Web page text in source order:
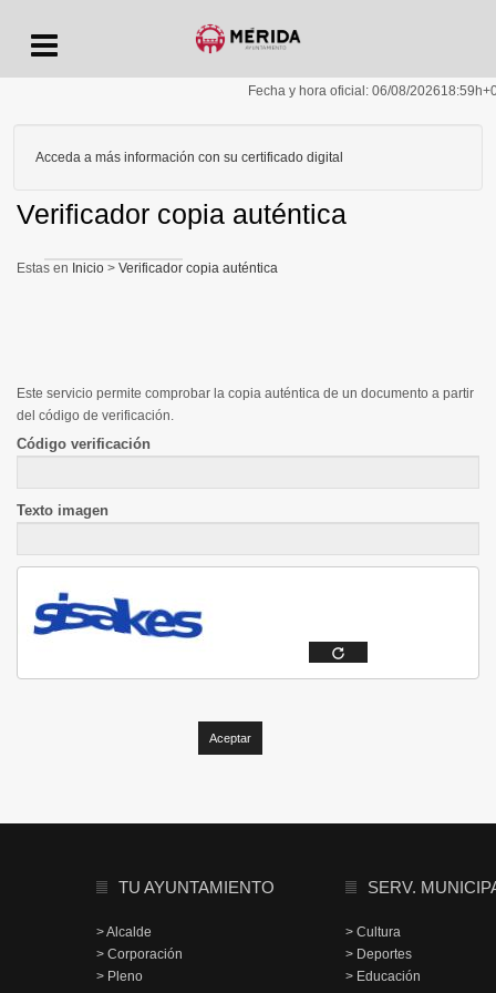
Fecha y hora oficial: 06/08/202618:59h
Acceda a más información con su certificado digital
Inicio > Verificador copia auténtica
Verificador copia auténtica
Este servicio permite comprobar la copia auténtica de un documento a partir
del código de verificación.
Código verificación
Texto imagen
TU AYUNTAMIENTO
> Alcalde
> Corporación
> Pleno
SERV.
> Cultura
> Deportes
> Educación